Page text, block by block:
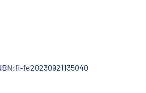
fe20230921135040